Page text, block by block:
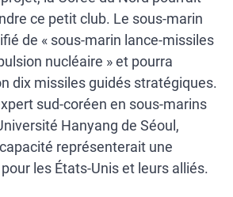
ce petit club. Le sous-marin
de « sous-marin lance-missiles
nucléaire » et pourra
dix missiles guidés stratégiques.
sud-coréen en sous-marins
Hanyang de Séoul,
représenterait une
les États-Unis et leurs alliés.